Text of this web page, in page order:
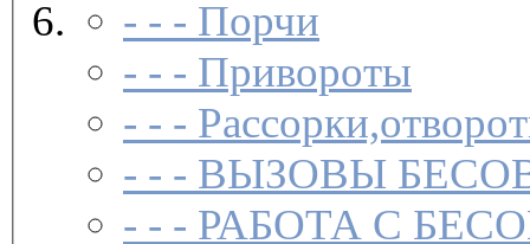
- - - Порчи
- - - Привороты
- - -
- - - ВЫЗОВЫ
- - - РАБОТА С